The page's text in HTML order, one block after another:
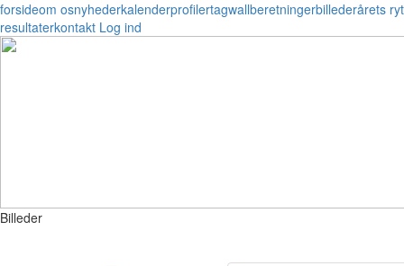
forsideom osnyhederkalenderprofilertagwallberetningerbillederårets
resultaterkontakt Log ind
Billeder